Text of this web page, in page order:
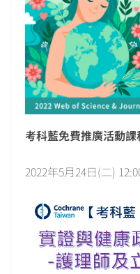
考科藍免費推廣活動課
2022年5月24日(二)